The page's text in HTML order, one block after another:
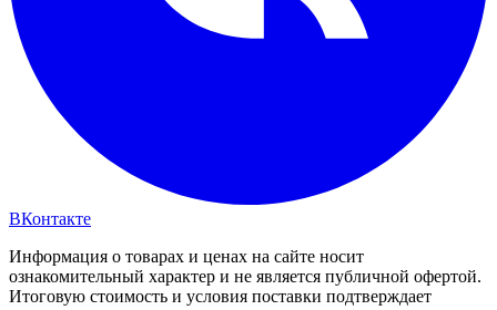
ВКонтакте
Информация о товарах и ценах на сайте носит
ознакомительный характер и не является публичной офертой.
Итоговую стоимость и условия поставки подтверждает